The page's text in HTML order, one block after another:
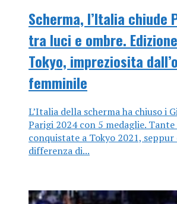
Scherma, l’Italia chiude
tra luci e ombre.
Tokyo, impreziosita
femminile
L’Italia della scherma ha chiuso i
Parigi 2024 con 5 medaglie.
conquistate a Tokyo 2021, seppur
differenza di...